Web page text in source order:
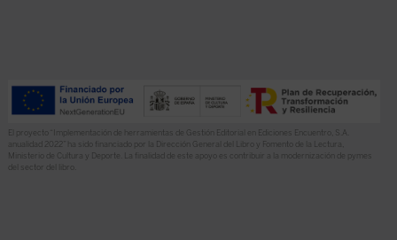
El proyecto “Implementación de herramientas de Gestión Editorial en Ediciones Encuentro, S.A.
anualidad 2022” ha sido financiado por la Dirección General del Libro y Fomento de la Lectura,
Ministerio de Cultura y Deporte. La finalidad de este apoyo es contribuir a la modernización de pymes
del sector del libro.